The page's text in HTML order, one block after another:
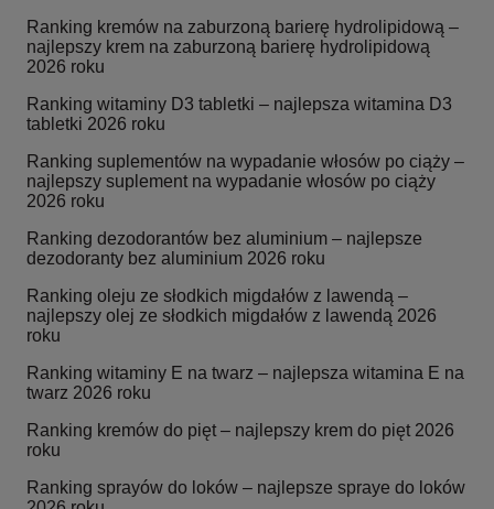
Ranking kremów na zaburzoną barierę hydrolipidową –
najlepszy krem na zaburzoną barierę hydrolipidową
2026 roku
Ranking witaminy D3 tabletki – najlepsza witamina D3
tabletki 2026 roku
Ranking suplementów na wypadanie włosów po ciąży –
najlepszy suplement na wypadanie włosów po ciąży
2026 roku
Ranking dezodorantów bez aluminium – najlepsze
dezodoranty bez aluminium 2026 roku
Ranking oleju ze słodkich migdałów z lawendą –
najlepszy olej ze słodkich migdałów z lawendą 2026
roku
Ranking witaminy E na twarz – najlepsza witamina E na
twarz 2026 roku
Ranking kremów do pięt – najlepszy krem do pięt 2026
roku
Ranking sprayów do loków – najlepsze spraye do loków